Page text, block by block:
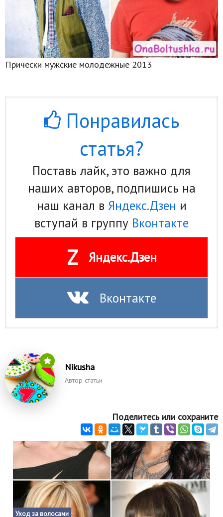
Прически мужские молодежные 2013
Понравилась
статья?
Поставь лайк, это важно для
наших авторов, подпишись на
наш канал в Яндекс.Дзен и
вступай в группу Вконтакте
Z Яндекс.Дзен
Вконтакте
Nikusha
Автор статьи
Поделитесь или сохраните
Уход за волосами